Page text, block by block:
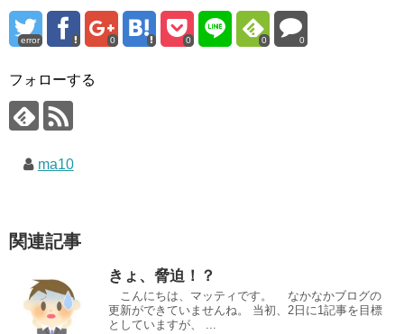
error 0 0 0 0
フォローする
ma10
関連記事
きょ、脅迫！？
こんにちは、マッティです。 なかなかブログの
更新ができていませんね。 当初、2日に1記事を目標
としていますが、 ...